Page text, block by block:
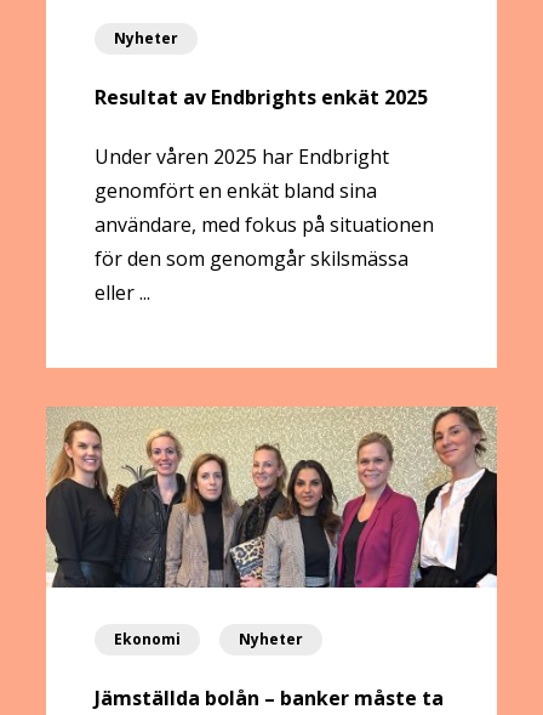
Nyheter
Resultat av Endbrights enkät 2025
Under våren 2025 har Endbright
genomfört en enkät bland sina
användare, med fokus på situationen
för den som genomgår skilsmässa
eller ...
Ekonomi Nyheter
Jämställda bolån – banker måste ta